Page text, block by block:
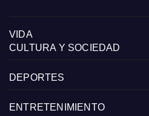
VIDA
CULTURA Y SOCIEDAD
DEPORTES
ENTRETENIMIENTO